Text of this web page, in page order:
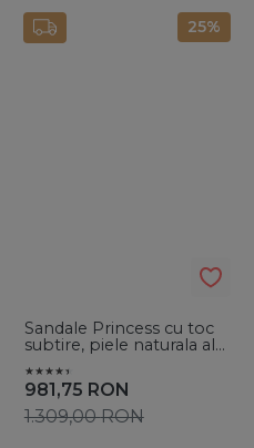
25%
Sandale Princess cu toc
subtire, piele naturala alb
fundite
981,75 RON
1.309,00RON